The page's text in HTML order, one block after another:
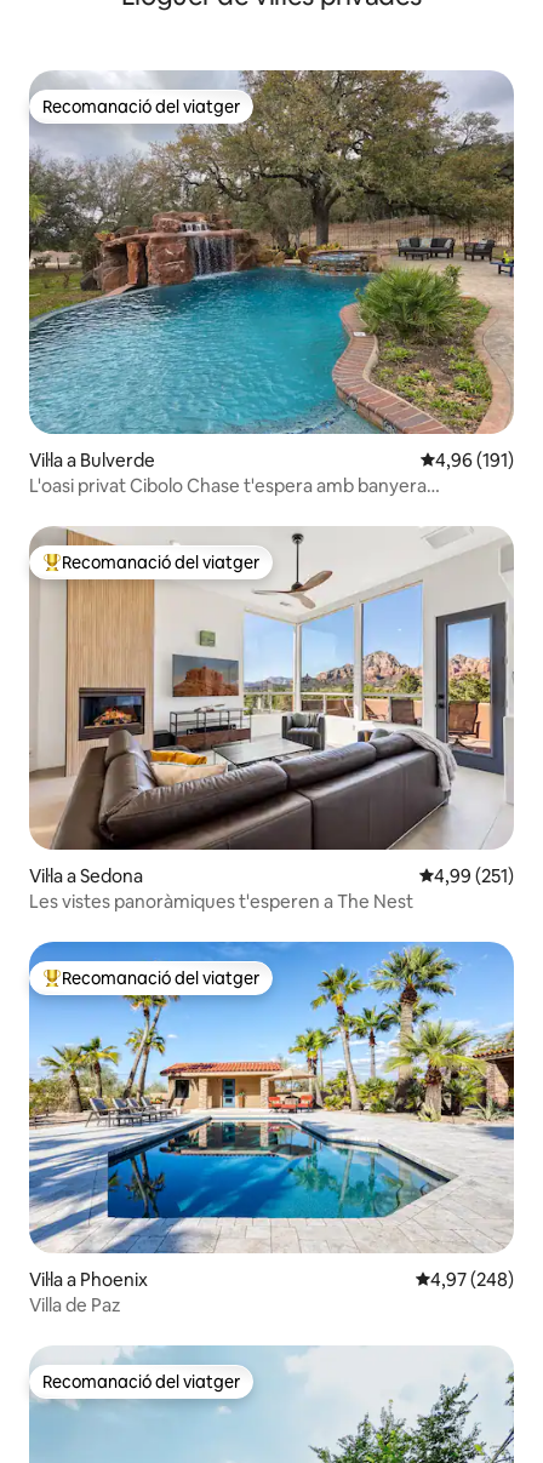
Recomanació del viatger
Recomanació del viatger
Vil·la a Bulverde 4,96 de
4,96 (191)
L'oasi privat Cibolo Chase t'espera amb banyera
Principals recomanacions dels viatgers
Recomanació del viatger
Vil·la a Sedona 4,99 de
4,99 (251)
Les vistes panoràmiques t'esperen a The Nest
Principals recomanacions dels viatgers
Recomanació del viatger
Vil·la a Phoenix 4,97 de
4,97 (248)
Villa de Paz
Recomanació del viatger
Recomanació del viatger